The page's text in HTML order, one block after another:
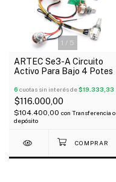
1 / 5
ARTEC Se3-A Circuito
Activo Para Bajo 4 Potes
6 cuotas sin interés de$19.333,33
$116.000,00
$104.400,00 con Transferencia o
depósito